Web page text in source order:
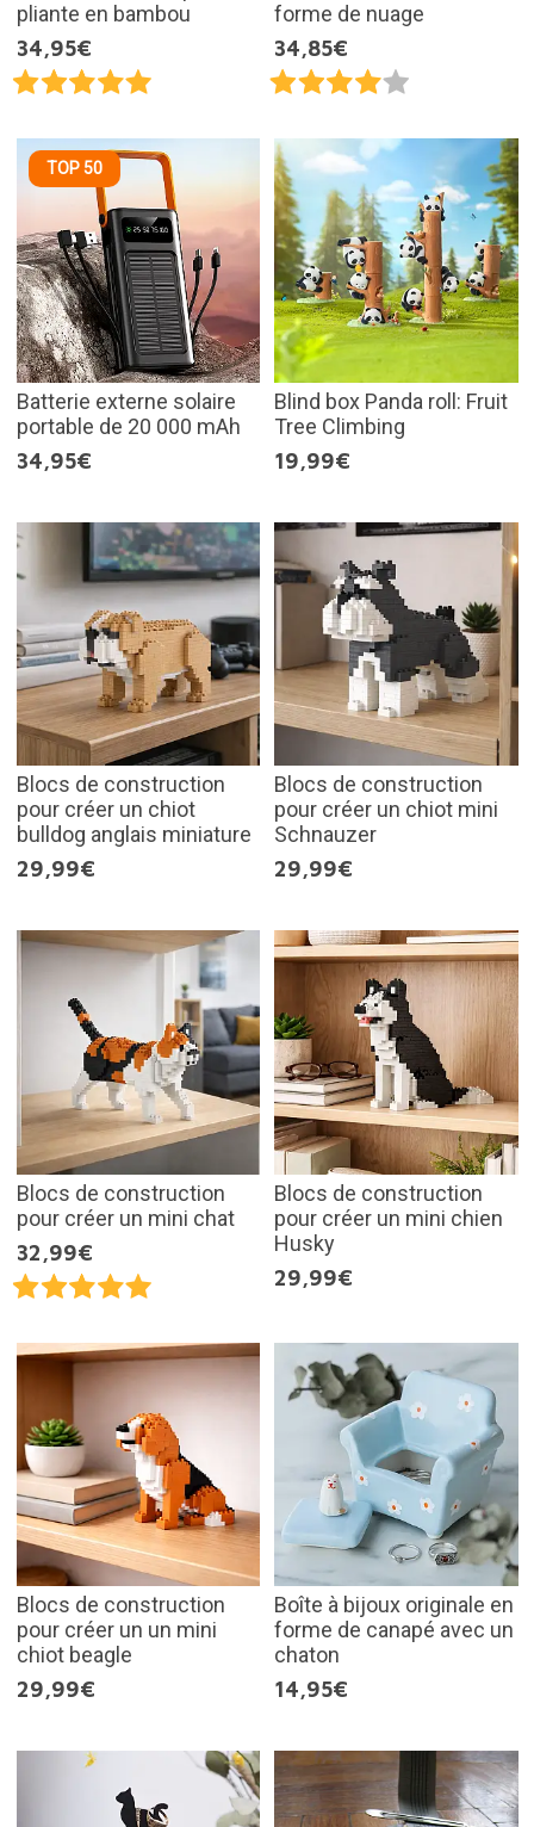
pliante en bambou
34,95€
forme de nuage
34,85€
TOP 50
Batterie externe solaire
portable de 20 000 mAh
34,95€
Blind box Panda roll: Fruit
Tree Climbing
19,99€
Blocs de construction
pour créer un chiot
bulldog anglais miniature
29,99€
Blocs de construction
pour créer un chiot mini
Schnauzer
29,99€
Blocs de construction
pour créer un mini chat
32,99€
Blocs de construction
pour créer un mini chien
Husky
29,99€
Blocs de construction
pour créer un un mini
chiot beagle
29,99€
Boîte à bijoux originale en
forme de canapé avec un
chaton
14,95€